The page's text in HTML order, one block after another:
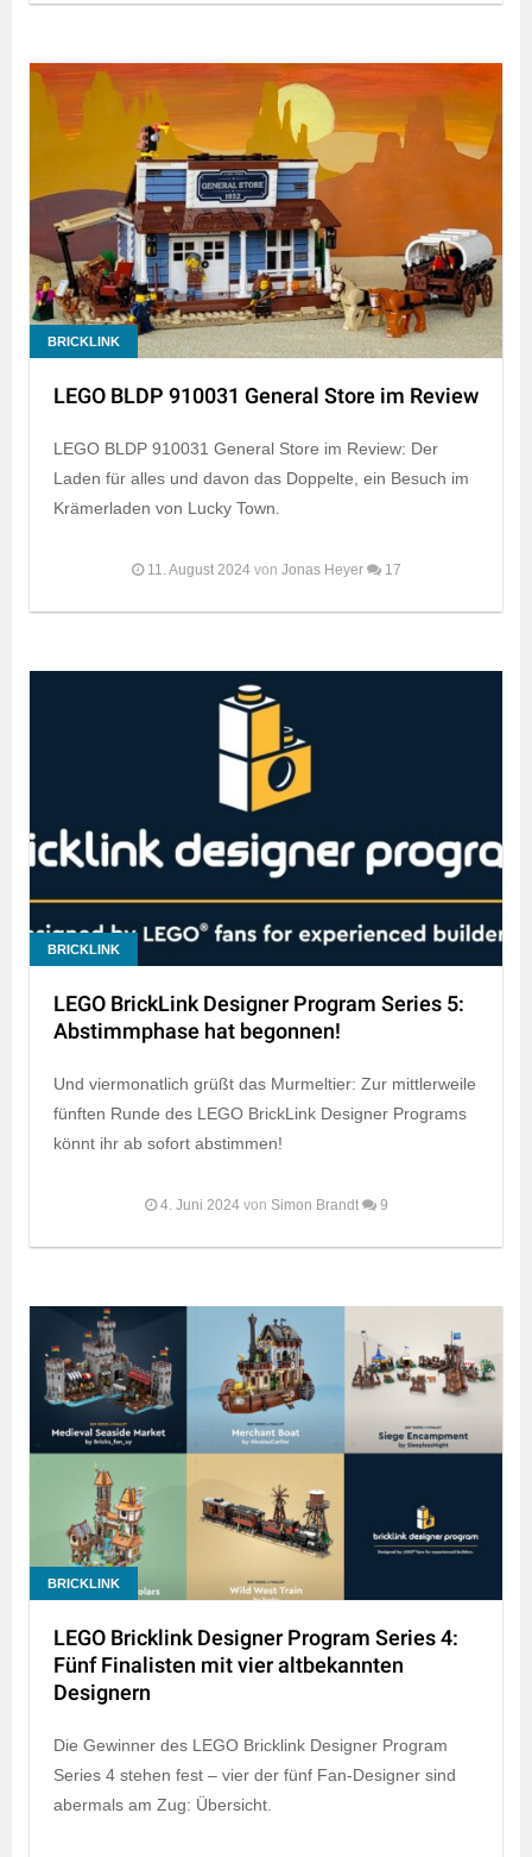
BRICKLINK
LEGO BLDP 910031 General Store im Review
LEGO BLDP 910031 General Store im Review: Der
Laden für alles und davon das Doppelte, ein Besuch im
Krämerladen von Lucky Town.
11. August 2024 von Jonas Heyer 17
BRICKLINK
LEGO BrickLink Designer Program Series 5:
Abstimmphase hat begonnen!
Und viermonatlich grüßt das Murmeltier: Zur mittlerweile
fünften Runde des LEGO BrickLink Designer Programs
könnt ihr ab sofort abstimmen!
4. Juni 2024 von Simon Brandt 9
BRICKLINK
LEGO Bricklink Designer Program Series 4:
Fünf Finalisten mit vier altbekannten
Designern
Die Gewinner des LEGO Bricklink Designer Program
Series 4 stehen fest – vier der fünf Fan-Designer sind
abermals am Zug: Übersicht.